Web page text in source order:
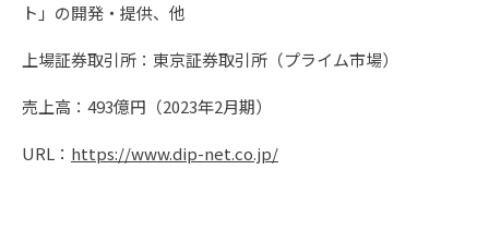
ト」の開発・提供、他
上場証券取引所：東京証券取引所（プライム市場）
売上高：493億円（2023年2月期）
URL： https://www.dip-net.co.jp/